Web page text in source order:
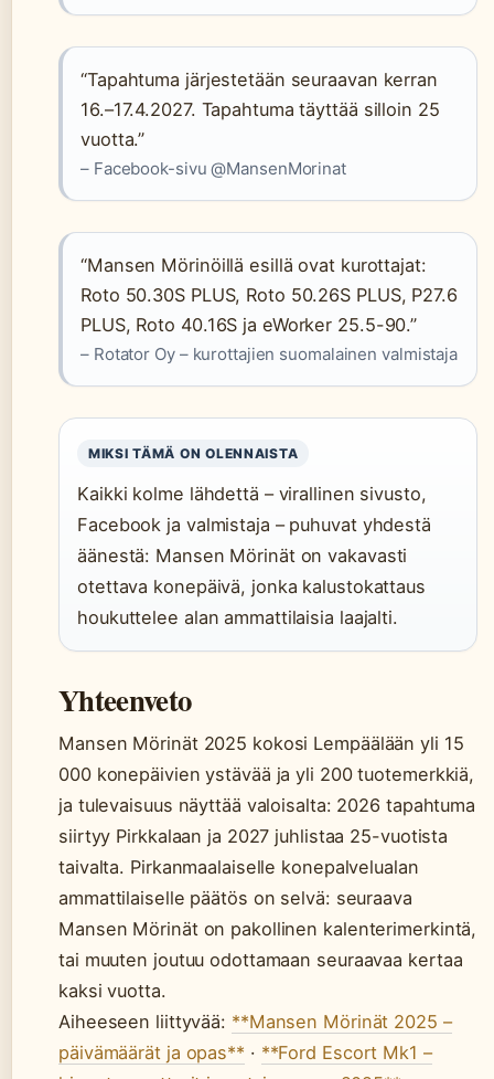
“Tapahtuma järjestetään seuraavan kerran
16.–17.4.2027. Tapahtuma täyttää silloin 25
vuotta.”
– Facebook-sivu @MansenMorinat
“Mansen Mörinöillä esillä ovat kurottajat:
Roto 50.30S PLUS, Roto 50.26S PLUS, P27.6
PLUS, Roto 40.16S ja eWorker 25.5-90.”
– Rotator Oy – kurottajien suomalainen valmistaja
MIKSI TÄMÄ ON OLENNAISTA
Kaikki kolme lähdettä – virallinen sivusto,
Facebook ja valmistaja – puhuvat yhdestä
äänestä: Mansen Mörinät on vakavasti
otettava konepäivä, jonka kalustokattaus
houkuttelee alan ammattilaisia laajalti.
Yhteenveto
Mansen Mörinät 2025 kokosi Lempäälään yli 15
000 konepäivien ystävää ja yli 200 tuotemerkkiä,
ja tulevaisuus näyttää valoisalta: 2026 tapahtuma
siirtyy Pirkkalaan ja 2027 juhlistaa 25-vuotista
taivalta. Pirkanmaalaiselle konepalvelualan
ammattilaiselle päätös on selvä: seuraava
Mansen Mörinät on pakollinen kalenterimerkintä,
tai muuten joutuu odottamaan seuraavaa kertaa
kaksi vuotta.
Aiheeseen liittyvää: **Mansen Mörinät 2025 –
päivämäärät ja opas** · **Ford Escort Mk1 –